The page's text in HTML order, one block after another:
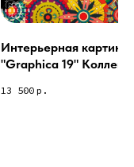
Интерьерная картина
"Graphica 19"
13 500 р.